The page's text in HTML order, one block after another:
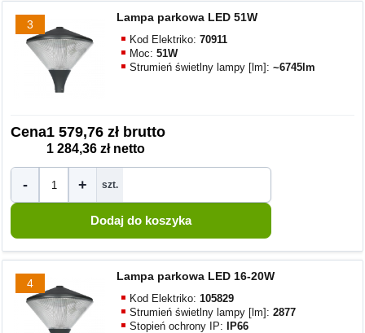
3
Lampa parkowa LED 51W
Kod Elektriko:70911
Moc:51W
Strumień świetlny lampy [lm]:~6745lm
Cena1 579,76 zł brutto
1 284,36 zł netto
- + szt.
4
Lampa parkowa LED 16-20W
Kod Elektriko:105829
Strumień świetlny lampy [lm]:2877
Stopień ochrony IP:
IP66